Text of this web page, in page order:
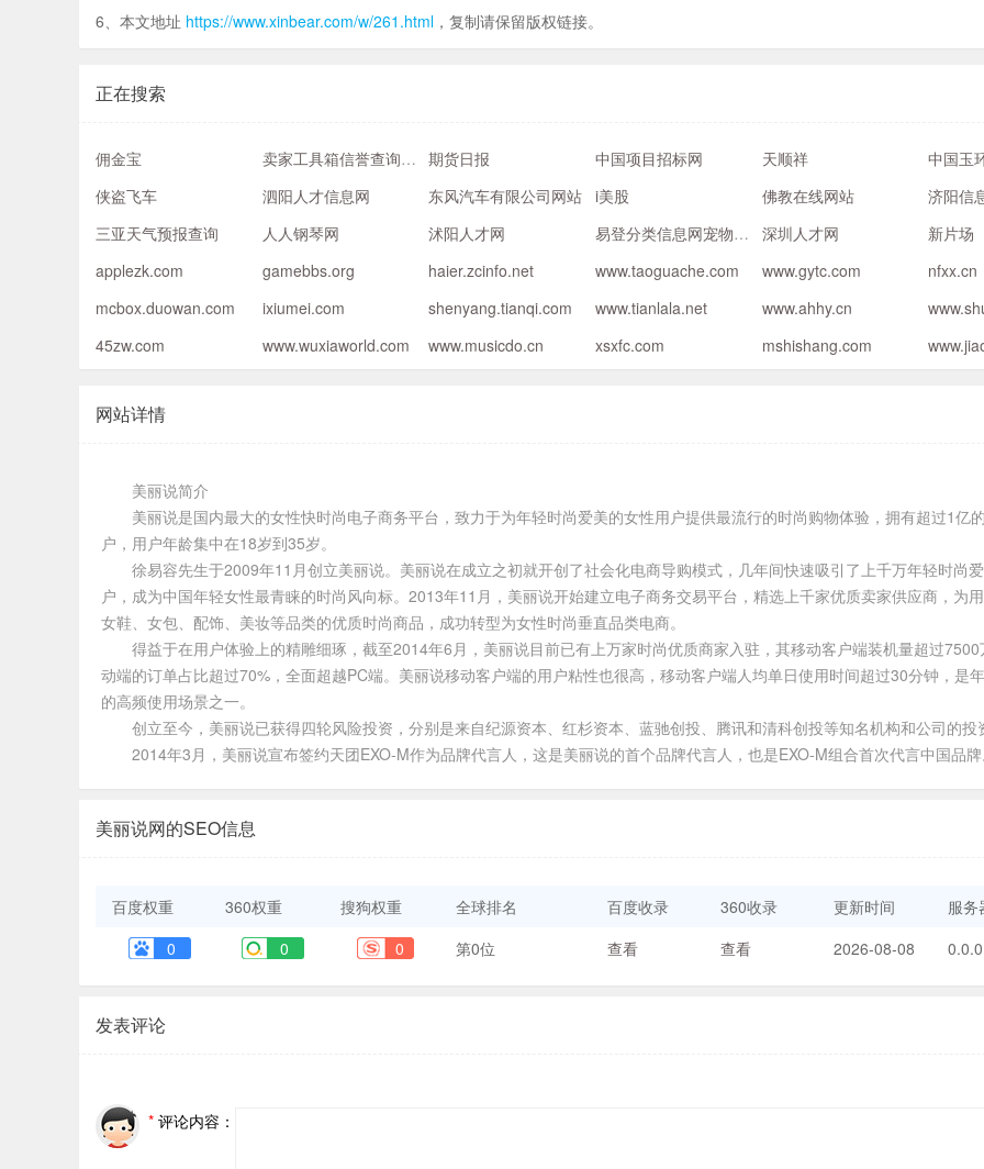
6、本文地址 https://www.xinbear.com/w/261.html ，复制请保留版权链接。
正在搜索
佣金宝 卖家工具箱信誉查询网站 期货日报 中国项目招标网 天顺祥
中国玉
侠盗飞车
泗阳人才信息网 东风汽车有限公司网站 i美股 佛教在线网站
济阳信
三亚天气预报查询
人人钢琴网 沭阳人才网 易登分类信息网宠物频道 深圳人才网
新片场
applezk.com
gamebbs.org haier.zcinfo.net www.taoguache.com www.gytc.com
nfxx.cn
mcbox.duowan.com
ixiumei.com shenyang.tianqi.com www.tianlala.net www.ahhy.cn
45zw.com
www.wuxiaworld.com www.musicdo.cn xsxfc.com mshishang.com
网站详情
美丽说简介
美丽说是国内最大的女性快时尚电子商务平台，致力于为年轻时尚爱美的女性用户提供最流行的时尚购物体验，拥有超过1亿
户，用户年龄集中在18岁到35岁。
徐易容先生于2009年11月创立美丽说。美丽说在成立之初就开创了社会化电商导购模式，几年间快速吸引了上千万年轻时尚
户，成为中国年轻女性最青睐的时尚风向标。2013年11月，美丽说开始建立电子商务交易平台，精选上千家优质卖家供应商，为
女鞋、女包、配饰、美妆等品类的优质时尚商品，成功转型为女性时尚垂直品类电商。
得益于在用户体验上的精雕细琢，截至2014年6月，美丽说目前已有上万家时尚优质商家入驻，其移动客户端装机量超过
动端的订单占比超过70%，全面超越PC端。美丽说移动客户端的用户粘性也很高，移动客户端人均单日使用时间超过30分钟，是
的高频使用场景之一。
创立至今，美丽说已获得四轮风险投资，分别是来自纪源资本、红杉资本、蓝驰创投、腾讯和清科创投等知名机构和公司的投
2014年3月，美丽说宣布签约天团EXO-M作为品牌代言人，这是美丽说的首个品牌代言人，也是EXO-M组合首次代言中国品
美丽说网的SEO信息
百度权重 360权重 搜狗权重 全球排名 百度收录 360收录 更新时间
服务
0
0 0 第0位 查看 查看 2026-08-08
发表评论
* 评论内容：